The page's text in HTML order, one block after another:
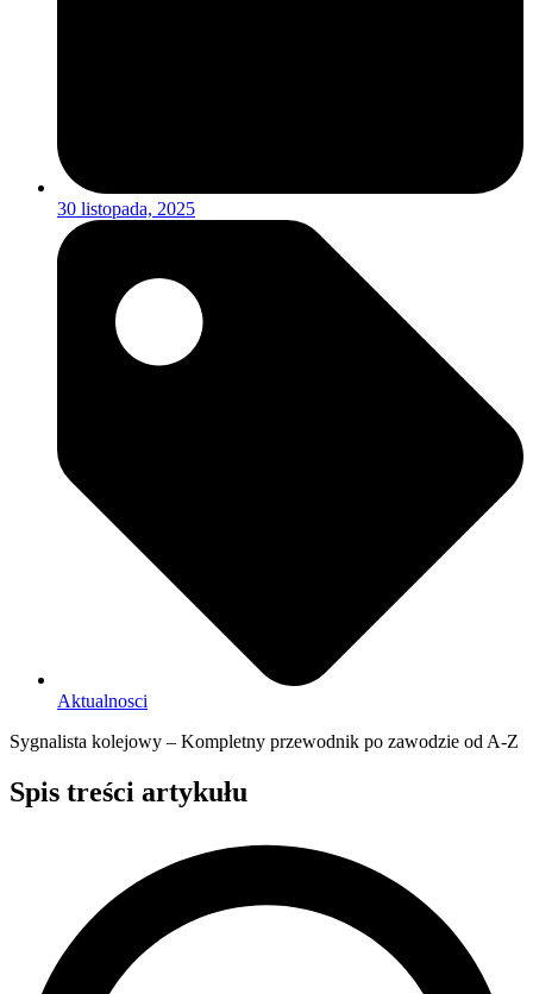
30 listopada, 2025
Aktualnosci
Sygnalista kolejowy – Kompletny przewodnik po zawodzie od A-Z
Spis treści artykułu